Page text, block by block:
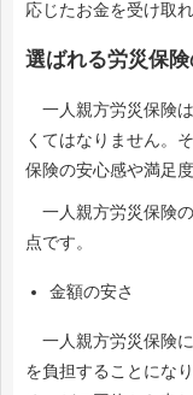
応じたお金を受け取
選ばれる労災保
一人親方労災保険
くてはなりません。
保険の安心感や満足
一人親方労災保険
点です。
金額の安さ
一人親方労災保険
を負担することにな